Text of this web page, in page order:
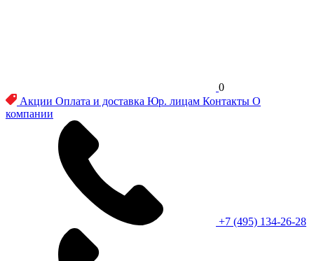
0
Акции Оплата и доставка Юр. лицам Контакты О
компании
+7 (495) 134-26-28